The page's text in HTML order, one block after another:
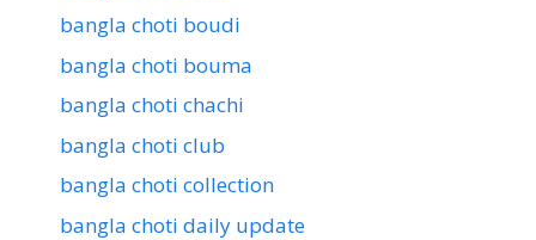
bangla choti boudi
bangla choti bouma
bangla choti chachi
bangla choti club
bangla choti collection
bangla choti daily update